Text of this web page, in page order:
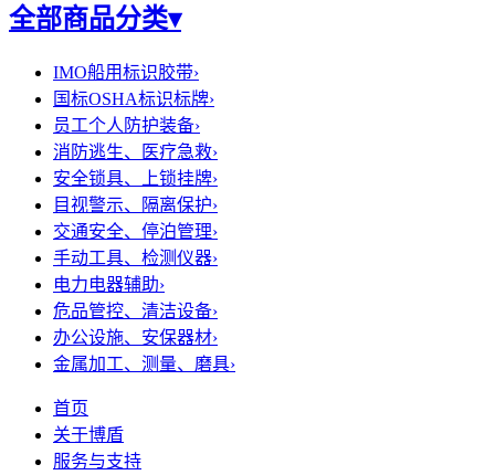
全部商品分类▾
IMO船用标识胶带›
国标OSHA标识标牌›
员工个人防护装备›
消防逃生、医疗急救›
安全锁具、上锁挂牌›
目视警示、隔离保护›
交通安全、停泊管理›
手动工具、检测仪器›
电力电器辅助›
危品管控、清洁设备›
办公设施、安保器材›
金属加工、测量、磨具›
首页
关于博盾
服务与支持